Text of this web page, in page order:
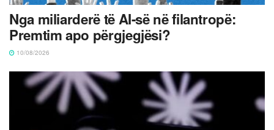
Nga miliarderë të AI-së në filantropë:
Premtim apo përgjegjësi?
10/08/2026